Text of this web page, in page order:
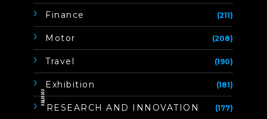
Finance (211)
Motor (208)
Travel (190)
Exhibition (181)
ิิีิิิิิRESEARCH AND INNOVATION (177)